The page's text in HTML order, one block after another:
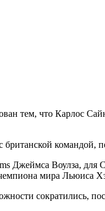
тем, что Карлос
Воулза, для
мира Льюиса
сократились,